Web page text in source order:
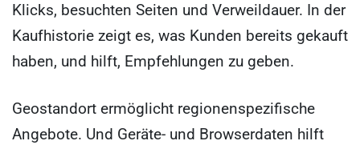
Klicks, besuchten Seiten und Verweildauer. In der
Kaufhistorie zeigt es, was Kunden bereits gekauft
haben, und hilft, Empfehlungen zu geben.
Geostandort ermöglicht regionenspezifische
Angebote. Und Geräte- und Browserdaten hilft